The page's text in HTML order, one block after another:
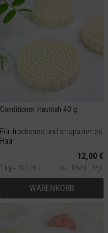
Conditioner Hautnah 40 g
Für trockenes und strapaziertes
Haar
12,00 €
1 kg = 300,00 € inkl. MwSt., zzgl.
Versand
WARENKORB